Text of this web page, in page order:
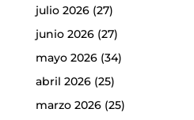
julio 2026(27)
junio 2026(27)
mayo 2026(34)
abril 2026(25)
marzo 2026(25)